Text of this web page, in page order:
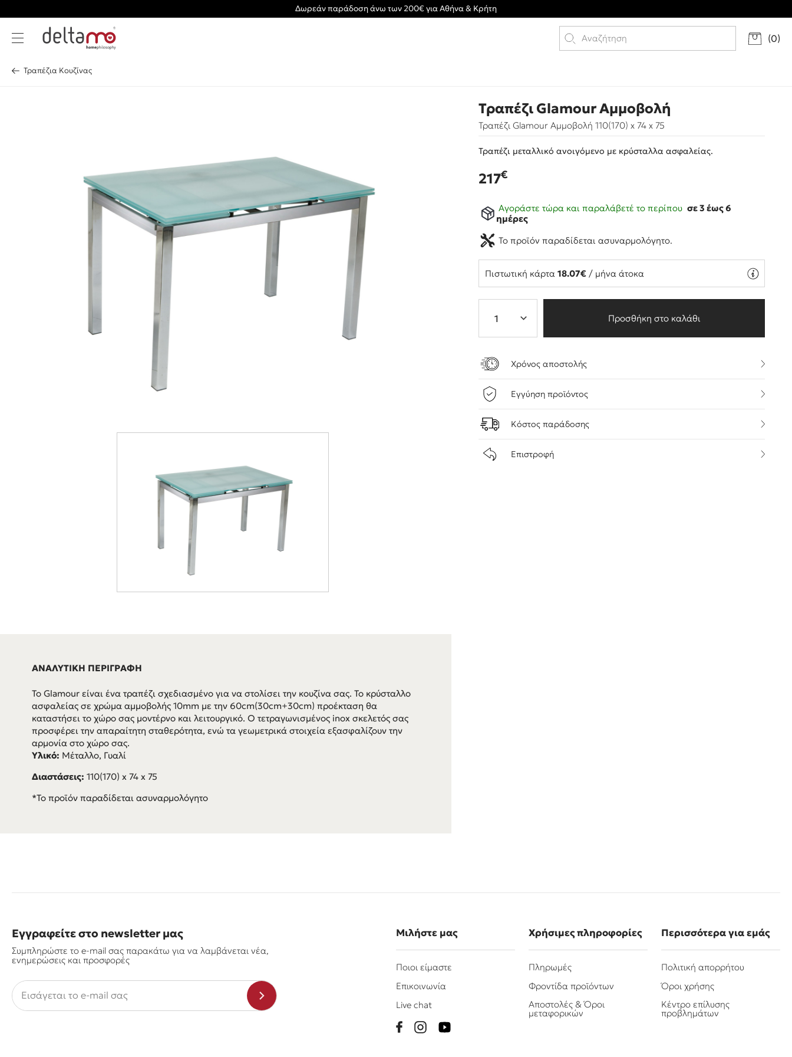
Δωρεάν παράδοση άνω των 200€ για Αθήνα & Κρήτη
(0)
Τραπέζια Κουζίνας
ΑΝΑΛΥΤΙΚΗ ΠΕΡΙΓΡΑΦΗ
To Glamour είναι ένα τραπέζι σχεδιασμένο για να στολίσει την κουζίνα σας. Το κρύσταλλο
ασφαλείας σε χρώμα αμμοβολής 10mm με την 60cm(30cm+30cm) προέκταση θα
καταστήσει το χώρο σας μοντέρνο και λειτουργικό. Ο τετραγωνισμένος inox σκελετός σας
προσφέρει την απαραίτητη σταθερότητα, ενώ τα γεωμετρικά στοιχεία εξασφαλίζουν την
αρμονία στο χώρο σας.
Υλικό: Μέταλλο, Γυαλί
Διαστάσεις: 110(170) x 74 x 75
*Το προϊόν παραδίδεται ασυναρμολόγητο
Τραπέζι Glamour Αμμοβολή
Τραπέζι Glamour Αμμοβολή 110(170) x 74 x 75
Τραπέζι μεταλλικό ανοιγόμενο με κρύσταλλα ασφαλείας.
217€
Αγοράστε τώρα και παραλάβετέ το περίπου σε 3 έως 6
ημέρες
Το προϊόν παραδίδεται ασυναρμολόγητο.
Πιστωτική κάρτα18.07€ / μήνα άτοκα
Προσθήκη στο καλάθι
Χρόνος αποστολής
Εγγύηση προϊόντος
Κόστος παράδοσης
Επιστροφή
Εγγραφείτε στο newsletter μας
Συμπληρώστε το e-mail σας παρακάτω για να λαμβάνεται νέα,
ενημερώσεις και προσφορές
Μιλήστε μας
Ποιοι είμαστε
Επικοινωνία
Live chat
Χρήσιμες πληροφορίες
Πληρωμές
Φροντίδα προϊόντων
Αποστολές & Όροι
μεταφορικών
Περισσότερα για εμάς
Πολιτική απορρήτου
Όροι χρήσης
Κέντρο επίλυσης
προβλημάτων